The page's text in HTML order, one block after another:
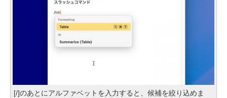
[/]のあとにアルファベットを入力すると、候補を絞り込めま